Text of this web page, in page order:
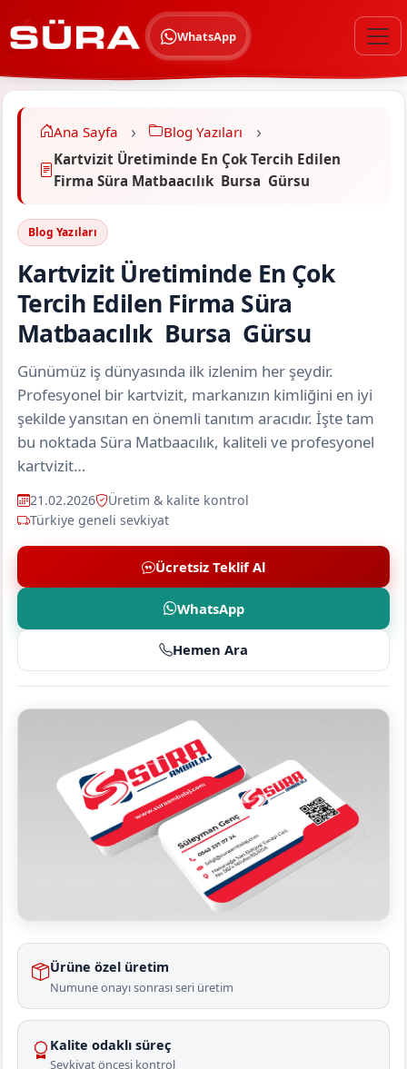
WhatsApp
Ana Sayfa
Blog Yazıları
Kartvizit Üretiminde En Çok Tercih Edilen
Firma Süra Matbaacılık Bursa Gürsu
Blog Yazıları
Kartvizit Üretiminde En Çok
Tercih Edilen Firma Süra
Matbaacılık Bursa Gürsu
Günümüz iş dünyasında ilk izlenim her şeydir.
Profesyonel bir kartvizit, markanızın kimliğini en iyi
şekilde yansıtan en önemli tanıtım aracıdır. İşte tam
bu noktada Süra Matbaacılık, kaliteli ve profesyonel
kartvizit…
21.02.2026
Üretim & kalite kontrol
Türkiye geneli sevkiyat
Ücretsiz Teklif Al
WhatsApp
Hemen Ara
Ürüne özel üretim
Numune onayı sonrası seri üretim
Kalite odaklı süreç
Sevkiyat öncesi kontrol